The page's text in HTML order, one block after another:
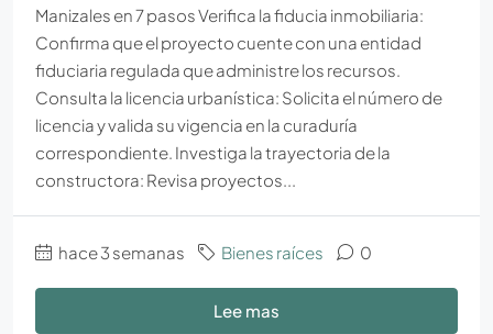
Manizales en 7 pasos Verifica la fiducia inmobiliaria:
Confirma que el proyecto cuente con una entidad
fiduciaria regulada que administre los recursos.
Consulta la licencia urbanística: Solicita el número de
licencia y valida su vigencia en la curaduría
correspondiente. Investiga la trayectoria de la
constructora: Revisa proyectos...
hace 3 semanas Bienes raíces 0
Lee mas